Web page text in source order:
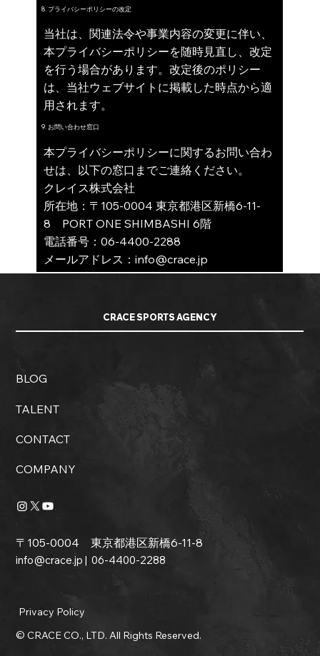
8. プライバシーポリシーの改定
当社は、関連法令や事業内容の変更に伴い、
本プライバシーポリシーを随時見直し、改定
を行う場合があります。改定後のポリシー
は、当社ウェブサイトに掲載した時点から適
用されます。
9. お問い合わせ窓口
本プライバシーポリシーに関するお問い合わ
せは、以下の窓口までご連絡ください。
クレイス株式会社
所在地：〒105-0004 東京都港区新橋6-11-
8 PORT ONE SHIMBASHI 6階
電話番号：06-4400-2288
メールアドレス：info@crace.jp
CRACE SPORTS AGENCY
BLOG
TALENT
CONTACT
COMPANY
〒105-0004 東京都港区新橋6-11-8
info@crace.jp | 06-4400-2288
Privacy Policy
© CRACE CO., LTD. All Rights Reserved.